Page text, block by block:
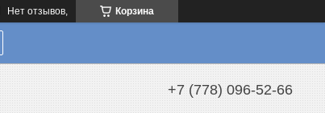
Корзина
Нет отзывов,
+7 (778) 096-52-66